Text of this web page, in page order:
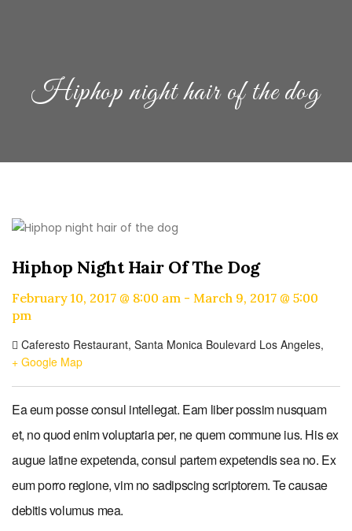
Hiphop night hair of the dog
Hiphop Night Hair Of The Dog
February 10, 2017 @ 8:00 am - March 9, 2017 @ 5:00
pm
Caferesto Restaurant, Santa Monica Boulevard Los Angeles,
+ Google Map
Ea eum posse consul intellegat. Eam liber possim nusquam
et, no quod enim voluptaria per, ne quem commune ius. His ex
augue latine expetenda, consul partem expetendis sea no. Ex
eum porro regione, vim no sadipscing scriptorem. Te causae
debitis volumus mea.